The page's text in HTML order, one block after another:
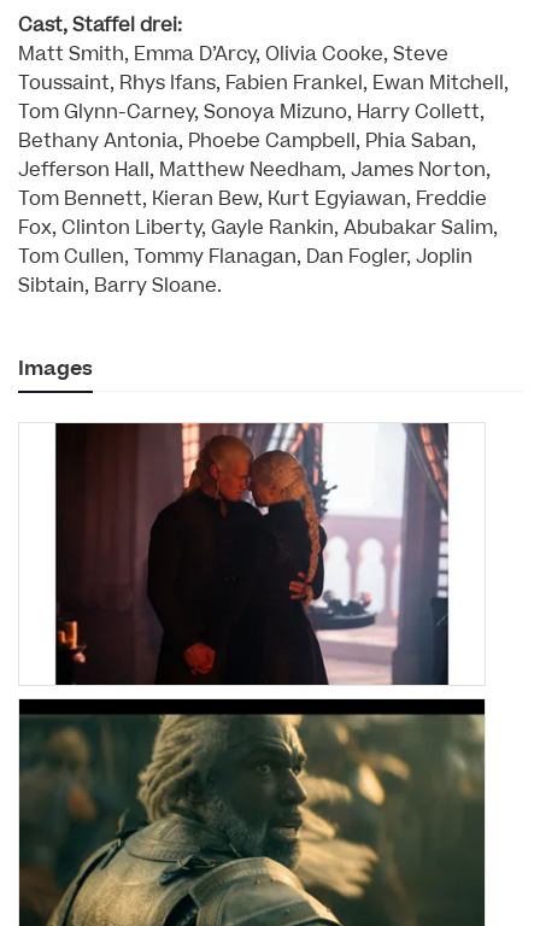
Cast, Staffel drei:
Matt Smith, Emma D’Arcy, Olivia Cooke, Steve
Toussaint, Rhys Ifans, Fabien Frankel, Ewan Mitchell,
Tom Glynn-Carney, Sonoya Mizuno, Harry Collett,
Bethany Antonia, Phoebe Campbell, Phia Saban,
Jefferson Hall, Matthew Needham, James Norton,
Tom Bennett, Kieran Bew, Kurt Egyiawan, Freddie
Fox, Clinton Liberty, Gayle Rankin, Abubakar Salim,
Tom Cullen, Tommy Flanagan, Dan Fogler, Joplin
Sibtain, Barry Sloane.
Images